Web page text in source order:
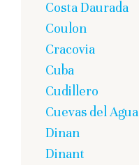
Costa Daurada
Coulon
Cracovia
Cuba
Cudillero
Cuevas del Agua
Dinan
Dinant